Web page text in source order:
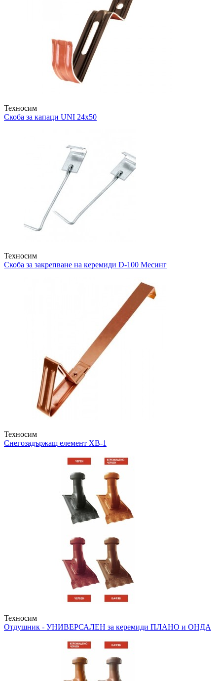
Техносим
Скобa за капаци UNI 24x50
Техносим
Скоба за закрепване на керемиди D-100 Месинг
Техносим
Снегозадържащ елемент XB-1
Техносим
Отдушник - УНИВЕРСАЛЕН за керемиди ПЛАНО и ОНДА